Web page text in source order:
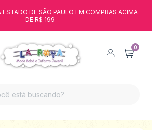
ESTADO DE SÃO PAULO EM COMPRAS ACIMA
DE R$ 199
0